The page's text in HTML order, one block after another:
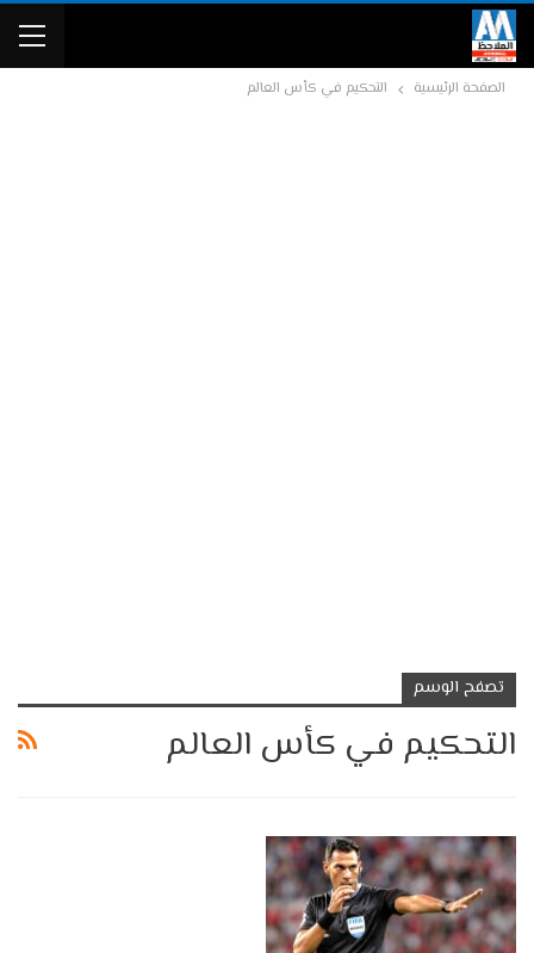
الصفحة الرئيسية التحكيم في كأس العالم
تصفح الوسم
التحكيم في كأس العالم